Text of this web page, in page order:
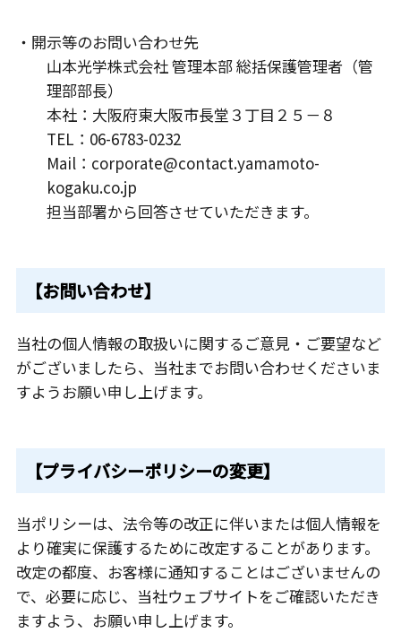
・開示等のお問い合わせ先
山本光学株式会社 管理本部 総括保護管理者（管
理部部長）
本社：大阪府東大阪市長堂３丁目２５－８
TEL：06-6783-0232
Mail：corporate@contact.yamamoto-
kogaku.co.jp
担当部署から回答させていただきます。
【お問い合わせ】
当社の個人情報の取扱いに関するご意見・ご要望など
がございましたら、当社までお問い合わせくださいま
すようお願い申し上げます。
【プライバシーポリシーの変更】
当ポリシーは、法令等の改正に伴いまたは個人情報を
より確実に保護するために改定することがあります。
改定の都度、お客様に通知することはございませんの
で、必要に応じ、当社ウェブサイトをご確認いただき
ますよう、お願い申し上げます。